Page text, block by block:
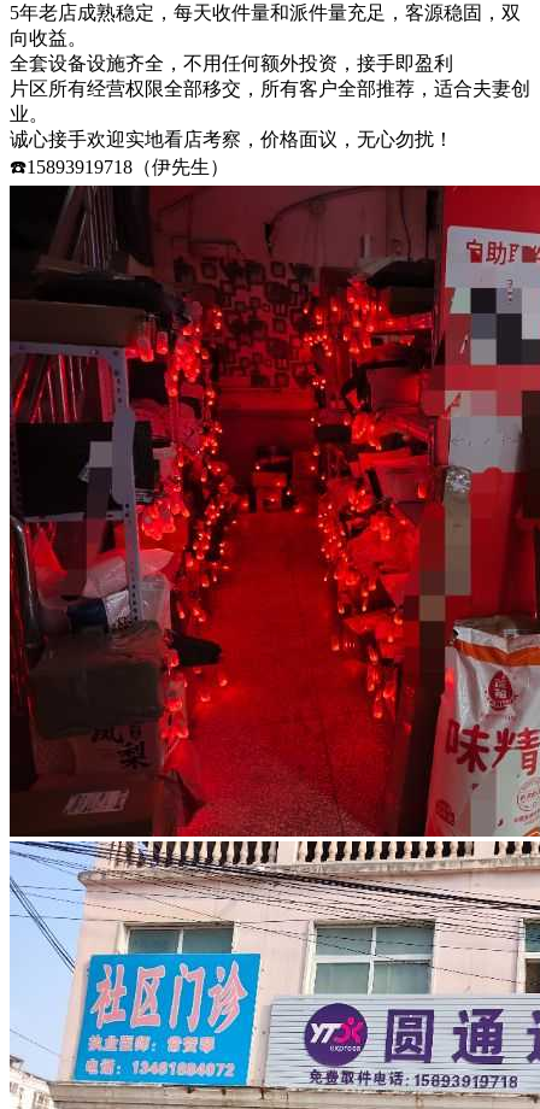
5年老店成熟稳定，每天收件量和派件量充足，客源稳固，双
向收益。
全套设备设施齐全，不用任何额外投资，接手即盈利
片区所有经营权限全部移交，所有客户全部推荐，适合夫妻创
业。
诚心接手欢迎实地看店考察，价格面议，无心勿扰！
☎️15893919718（伊先生）